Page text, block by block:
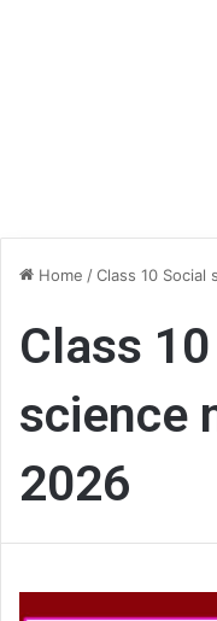
Home /Class 10 Social
Class
science
2026